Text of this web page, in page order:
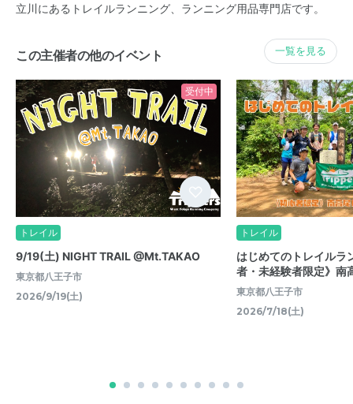
立川にあるトレイルランニング、ランニング用品専門店です。
この主催者の他のイベント 一覧を見る
受付中
トレイル
9/19(土) NIGHT TRAIL @Mt.TAKAO
東京都八王子市
2026/9/19(土)
トレイル
はじめてのトレイルラ
者・未経験者限定》南
東京都八王子市
2026/7/18(土)